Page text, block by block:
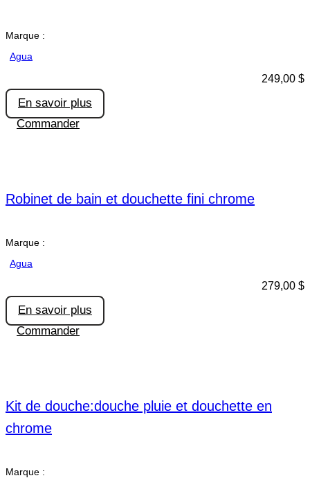
Marque :
Agua
249,00 $
En savoir plus
Commander
Robinet de bain et douchette fini chrome
Marque :
Agua
279,00 $
En savoir plus
Commander
Kit de douche:douche pluie et douchette en
chrome
Marque :